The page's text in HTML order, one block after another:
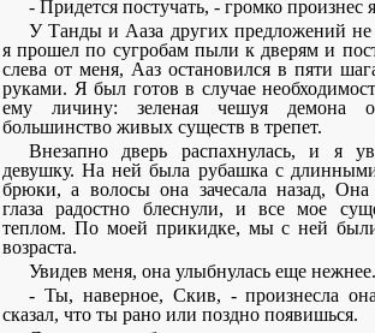
- Придется постучать, - громко произнес
У Танды и Ааза других предложений не
я прошел по сугробам пыли к дверям и
слева от меня, Ааз остановился в пяти
руками. Я был готов в случае
ему личину: зеленая чешуя демона
большинство живых существ в трепет.
Внезапно дверь распахнулась, и я
девушку. На ней была рубашка с
брюки, а волосы она зачесала назад, Она
глаза радостно блеснули, и все мое
теплом. По моей прикидке, мы с ней
возраста.
Увидев меня, она улыбнулась еще нежнее.
- Ты, наверное, Скив, - произнесла
сказал, что ты рано или поздно появишься.